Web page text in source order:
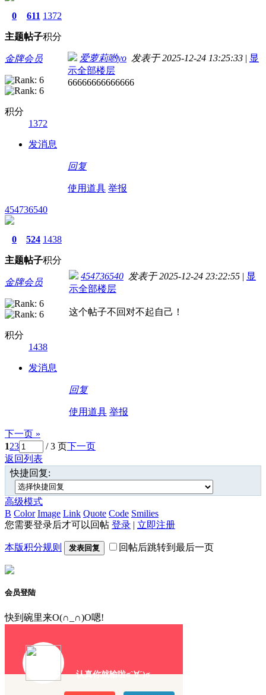
0
主题
611
帖子
1372
积分
金牌会员
积分
1372
发消息
爱萝莉哟yo 发表于 2025-12-24 13:25:33 | 显
示全部楼层
66666666666666
回复
使用道具 举报
454736540
0
主题
524
帖子
1438
积分
金牌会员
积分
1438
发消息
454736540 发表于 2025-12-24 23:22:55 | 显
示全部楼层
这个帖子不回对不起自己！
回复
使用道具 举报
下一页 »
123 / 3 页下一页
返回列表
快捷回复:
高级模式
B Color Image Link Quote Code Smilies
您需要登录后才可以回帖 登录 | 立即注册
本版积分规则 发表回复 回帖后跳转到最后一页
会员登陆
快到碗里来O(∩_∩)O嗯!
认真你就输啦σ`∀´)σ